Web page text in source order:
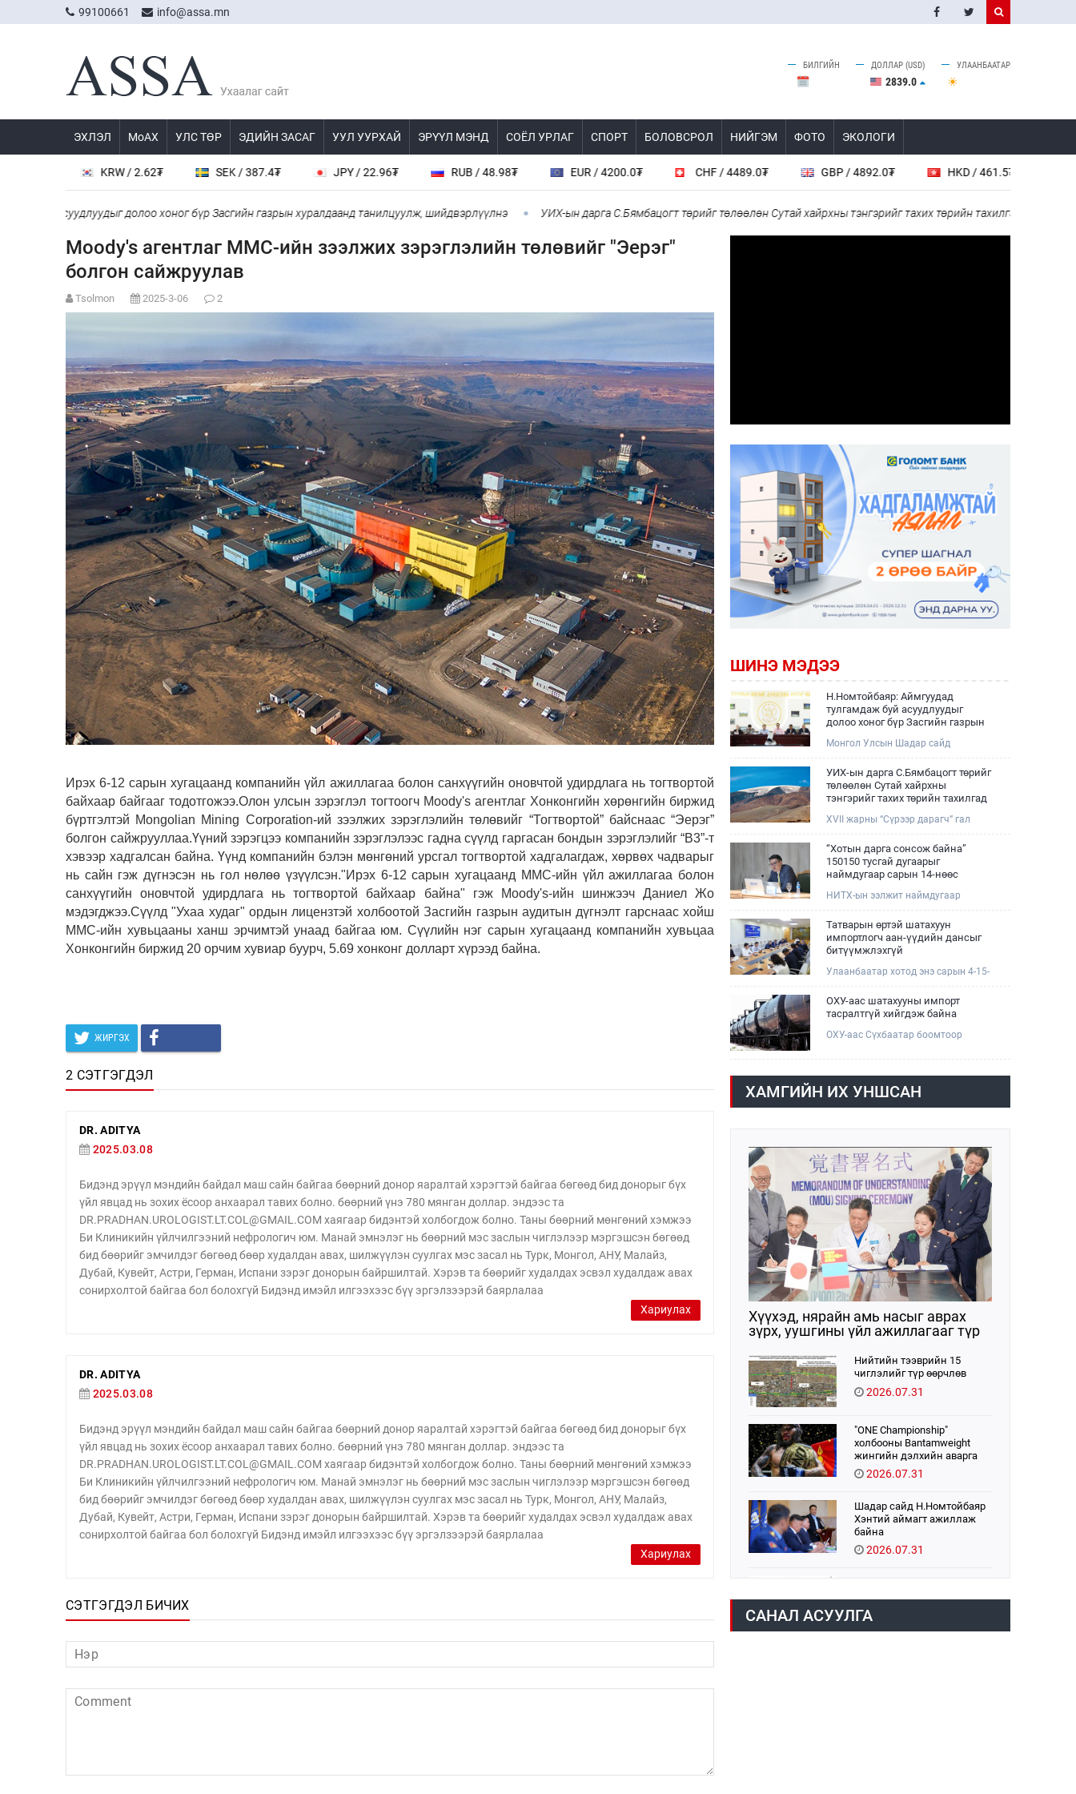
99100661 info@assa.mn
БИЛГИЙН ДОЛЛАР (USD)
2839.0
УЛААНБААТАР
ЭХЛЭЛ МоАХ УЛС ТӨР ЭДИЙН ЗАСАГ УУЛ УУРХАЙ ЭРҮҮЛ МЭНД СОЁЛ УРЛАГ СПОРТ БОЛОВСРОЛ НИЙГЭМ ФОТО ЭКОЛОГИ
KRW / 2.62₮ SEK / 387.4₮ JPY / 22.96₮ RUB / 48.98₮ EUR / 4200.0₮ CHF / 4489.0₮ GBP / 4892.0₮ HKD / 461.5₮
асуудлуудыг долоо хоног бүр Засгийн газрын хуралдаанд танилцуулж, шийдвэрлүүлнэ УИХ-ын дарга С.Бямбацогт төрийг төлөөлөн Сутай хайрхны тэнгэрийг тахих төрийн тахилгад оролцлоо
Moody's агентлаг MMC-ийн зээлжих зэрэглэлийн төлөвийг "Эерэг"
болгон сайжруулав
Tsolmon 2025-3-06 2
Ирэх 6-12 сарын хугацаанд компанийн үйл ажиллагаа болон санхүүгийн оновчтой удирдлага нь тогтвортой
байхаар байгааг тодотгожээ.Олон улсын зэрэглэл тогтоогч Moody's агентлаг Хонконгийн хөрөнгийн биржид
бүртгэлтэй Mongolian Mining Corporation-ий зээлжих зэрэглэлийн төлөвийг “Тогтвортой” байснаас “Эерэг”
болгон сайжрууллаа.Үүний зэрэгцээ компанийн зэрэглэлээс гадна сүүлд гаргасан бондын зэрэглэлийг “B3”-т
хэвээр хадгалсан байна. Үүнд компанийн бэлэн мөнгөний урсгал тогтвортой хадгалагдаж, хөрвөх чадварыг
нь сайн гэж дүгнэсэн нь гол нөлөө үзүүлсэн."Ирэх 6-12 сарын хугацаанд MMC-ийн үйл ажиллагаа болон
санхүүгийн оновчтой удирдлага нь тогтвортой байхаар байна" гэж Moody's-ийн шинжээч Даниел Жо
мэдэгджээ.Сүүлд "Ухаа худаг" ордын лицензтэй холбоотой Засгийн газрын аудитын дүгнэлт гарснаас хойш
MMC-ийн хувьцааны ханш эрчимтэй унаад байгаа юм. Сүүлийн нэг сарын хугацаанд компанийн хувьцаа
Хонконгийн биржид 20 орчим хувиар буурч, 5.69 хонконг долларт хүрээд байна.
ЖИРГЭХ
2 СЭТГЭГДЭЛ
DR. ADITYA
2025.03.08
Бидэнд эрүүл мэндийн байдал маш сайн байгаа бөөрний донор яаралтай хэрэгтэй байгаа бөгөөд бид донорыг бүх
үйл явцад нь зохих ёсоор анхаарал тавих болно. бөөрний үнэ 780 мянган доллар. эндээс та
DR.PRADHAN.UROLOGIST.LT.COL@GMAIL.COM хаягаар бидэнтэй холбогдож болно. Таны бөөрний мөнгөний хэмжээ
Би Клиникийн үйлчилгээний нефрологич юм. Манай эмнэлэг нь бөөрний мэс заслын чиглэлээр мэргэшсэн бөгөөд
бид бөөрийг эмчилдэг бөгөөд бөөр худалдан авах, шилжүүлэн суулгах мэс засал нь Турк, Монгол, АНУ, Малайз,
Дубай, Кувейт, Астри, Герман, Испани зэрэг донорын байршилтай. Хэрэв та бөөрийг худалдах эсвэл худалдаж авах
сонирхолтой байгаа бол болохгүй Бидэнд имэйл илгээхээс бүү эргэлзээрэй баярлалаа
Хариулах
DR. ADITYA
2025.03.08
Бидэнд эрүүл мэндийн байдал маш сайн байгаа бөөрний донор яаралтай хэрэгтэй байгаа бөгөөд бид донорыг бүх
үйл явцад нь зохих ёсоор анхаарал тавих болно. бөөрний үнэ 780 мянган доллар. эндээс та
DR.PRADHAN.UROLOGIST.LT.COL@GMAIL.COM хаягаар бидэнтэй холбогдож болно. Таны бөөрний мөнгөний хэмжээ
Би Клиникийн үйлчилгээний нефрологич юм. Манай эмнэлэг нь бөөрний мэс заслын чиглэлээр мэргэшсэн бөгөөд
бид бөөрийг эмчилдэг бөгөөд бөөр худалдан авах, шилжүүлэн суулгах мэс засал нь Турк, Монгол, АНУ, Малайз,
Дубай, Кувейт, Астри, Герман, Испани зэрэг донорын байршилтай. Хэрэв та бөөрийг худалдах эсвэл худалдаж авах
сонирхолтой байгаа бол болохгүй Бидэнд имэйл илгээхээс бүү эргэлзээрэй баярлалаа
Хариулах
СЭТГЭГДЭЛ БИЧИХ
ШИНЭ МЭДЭЭ
Н.Номтойбаяр: Аймгуудад
тулгамдаж буй асуудлуудыг
долоо хоног бүр Засгийн газрын
шийдвэрлүүлнэ
Монгол Улсын Шадар сайд
Дундговь аймагт ажиллалаа.
Ерөнхий сайдын 10 дугаар албан
даалгавар, Улсын Онцгой комиссын
даргын 3 дугаар тушаалын хүрээнд
Өмнөговь аймагт байгаль орчин,
200 гаруйг нь арилгуулаад байна.
УИХ-ын дарга С.Бямбацогт төрийг
төлөөлөн Сутай хайрхны
тэнгэрийг тахих төрийн тахилгад
XVII жарны “Сүрээр дарагч” гал
хонь сарын 23-ны өлзий
дэмбэрэлтэй өдөр /2026.08.06/
Сутай хайрхны тэнгэрийг тайх
төрийн тахилга боллоо.
“Хотын дарга сонсож байна”
150150 тусгай дугаарыг
наймдугаар сарын 14-нөөс
НИТХ-ын ээлжит наймдугаар
хуралдаанаар нийслэлийн нутгийн
захиргааны байгууллага, албан
тушаалтанд 2025, 2026 оны эхний
хагас жилийн байдлаар иргэдээс
ирсэн өргөдөл, гомдлын
мэдээллийг сонслоо.
Татварын өртэй шатахуун
импортлогч аан-үүдийн дансыг
битүүмжлэхгүй
Улаанбаатар хотод энэ сарын 4-15-
дугаарын зохицуулалтаар нэг удаа
50,000 төгрөгт автобензин олгож
буй. Эхний үр дүнд, шатахуун түгээх
станцуудын өдрийн борлуулалт
Ашигт малтмал, газрын тосны
газраас танилцууллаа.
ОХУ-аас шатахууны импорт
тасралтгүй хийгдэж байна
ОХУ-аас Сүхбаатар боомтоор
Наймдугаар сарын 06-ны өдөр
/02:30 цагт/ 7 вагон буюу 420 тонн
АИ-92 автобензин орж иржээ.
ХАМГИЙН ИХ УНШСАН
Хүүхэд, нярайн амь насыг аврах
зүрх, уушгины үйл ажиллагааг түр
ЭХЭМҮТ-д нэвтрүүлнэНийтийн тээврийн 15
чиглэлийг түр өөрчлөв
2026.07.31
"ONE Championship"
холбооны Bantamweight
жингийн дэлхийн аварга
Б.Энх-Оргил аваргын бүс
хамгаалах тулаанаа
2026.07.31
Шадар сайд Н.Номтойбаяр
Хэнтий аймагт ажиллаж
байна
2026.07.31
2026.07.31
САНАЛ АСУУЛГА